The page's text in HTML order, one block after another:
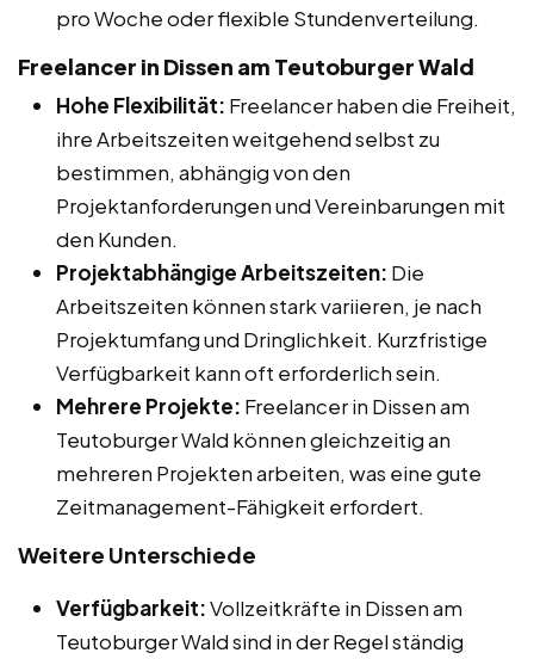
pro Woche oder flexible Stundenverteilung.
Freelancer in Dissen am Teutoburger Wald
Hohe Flexibilität: Freelancer haben die Freiheit,
ihre Arbeitszeiten weitgehend selbst zu
bestimmen, abhängig von den
Projektanforderungen und Vereinbarungen mit
den Kunden.
Projektabhängige Arbeitszeiten: Die
Arbeitszeiten können stark variieren, je nach
Projektumfang und Dringlichkeit. Kurzfristige
Verfügbarkeit kann oft erforderlich sein.
Mehrere Projekte: Freelancer in Dissen am
Teutoburger Wald können gleichzeitig an
mehreren Projekten arbeiten, was eine gute
Zeitmanagement-Fähigkeit erfordert.
Weitere Unterschiede
Verfügbarkeit:Vollzeitkräfte in Dissen am
Teutoburger Wald sind in der Regel ständig